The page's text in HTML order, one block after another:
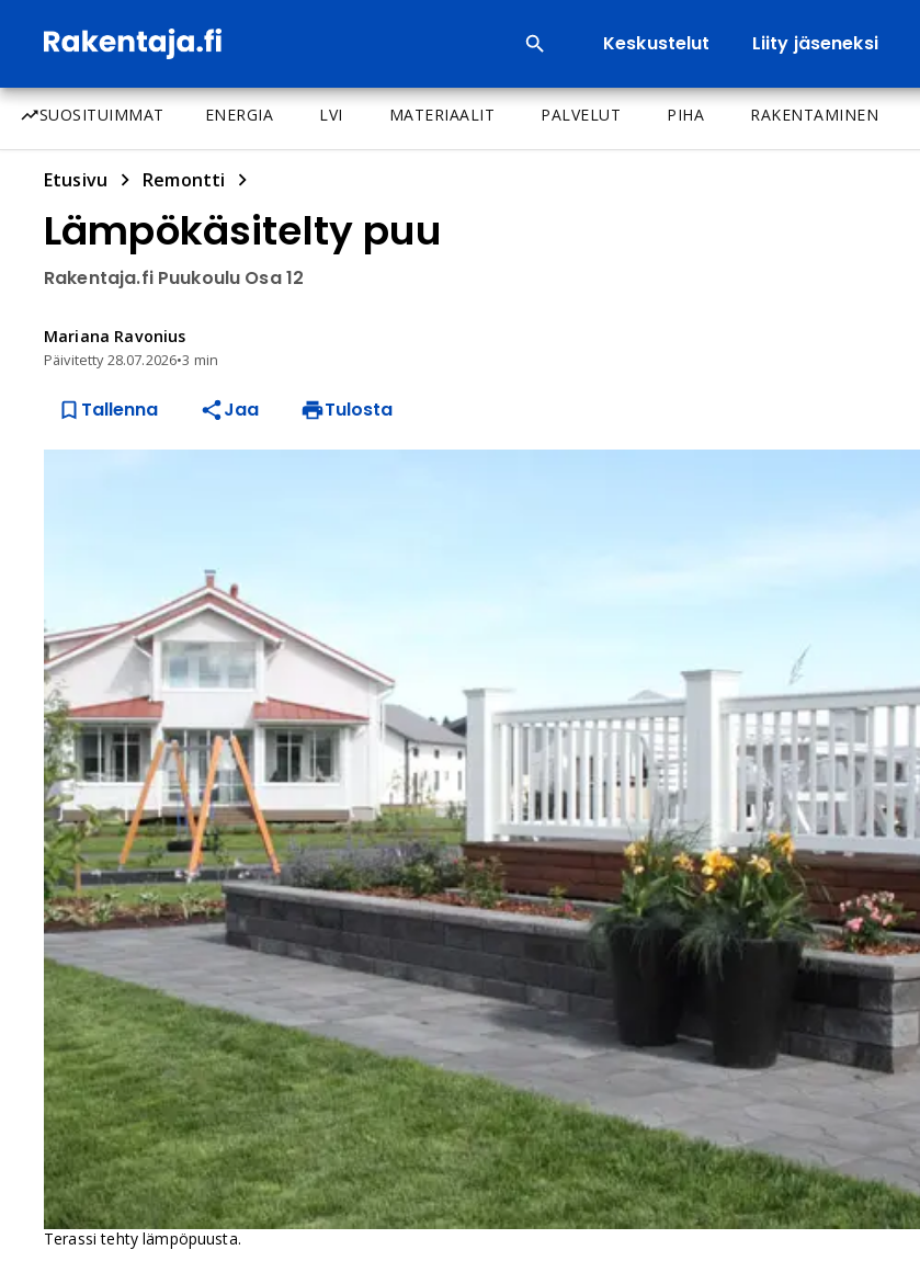
Keskustelut Liity jäseneksi
SUOSITUIMMAT ENERGIA LVI MATERIAALIT PALVELUT PIHA RAKENTAMINEN
Etusivu Remontti
Lämpökäsitelty puu
Rakentaja.fi Puukoulu Osa 12
Mariana Ravonius
Päivitetty28.07.2026•3 min
Tallenna Jaa Tulosta
Terassi tehty lämpöpuusta.